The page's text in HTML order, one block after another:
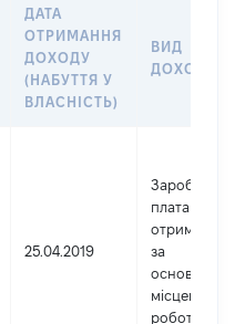
ДАТА
ОТРИМАННЯ
ДОХОДУ
(НАБУТТЯ У
ВЛАСНІСТЬ)
ВИД
ДОХОДУ
25.04.2019
Заробітна
плата
отримана
за
основним
місцем
роботи